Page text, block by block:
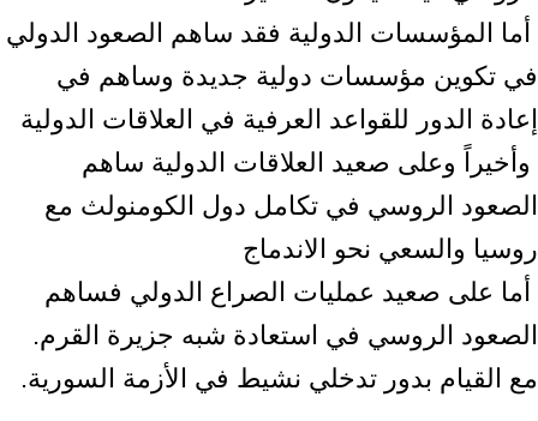
‎ أما المؤسسات الدولية فقد ساهم الصعود الدولي
في تكوين مؤسسات دولية جديدة وساهم ‏في
إعادة الدور للقواعد العرفية في العلاقات الدولية ‎
‎ وأخيراً وعلى صعيد العلاقات الدولية ساهم
الصعود الروسي في تكامل دول الكومنولث مع
‏روسيا والسعي نحو الاندماج ‎
‎ أما على صعيد عمليات الصراع الدولي فساهم
الصعود الروسي في استعادة شبه جزيرة ‏القرم.
مع القيام بدور تدخلي نشيط في الأزمة السورية.‏